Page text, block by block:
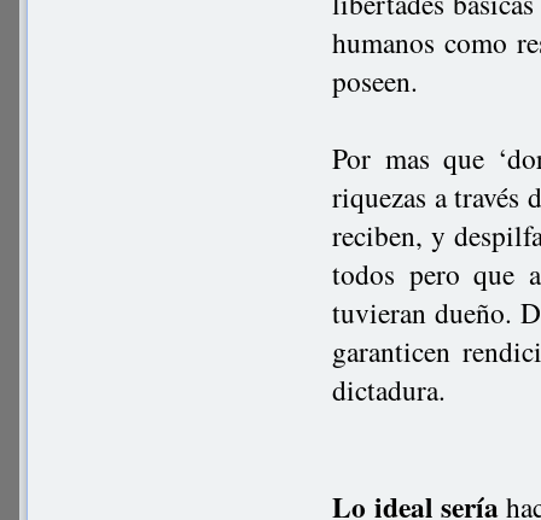
humanos como
poseen.
Por mas que
riquezas a través
reciben, y
todos pero que
tuvieran dueño.
garanticen
dictadura.
Lo ideal sería